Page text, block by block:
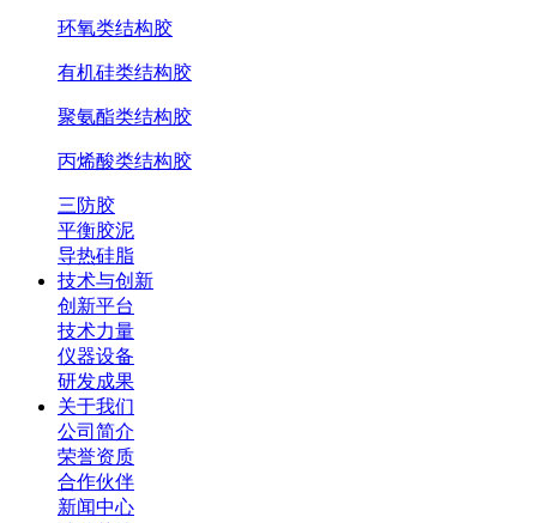
环氧类结构胶
有机硅类结构胶
聚氨酯类结构胶
丙烯酸类结构胶
三防胶
平衡胶泥
导热硅脂
技术与创新
创新平台
技术力量
仪器设备
研发成果
关于我们
公司简介
荣誉资质
合作伙伴
新闻中心